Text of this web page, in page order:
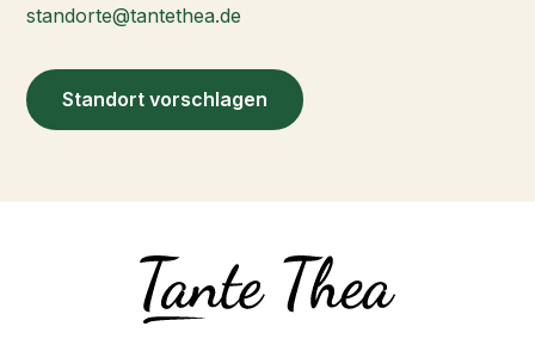
standorte@tantethea.de
Standort vorschlagen